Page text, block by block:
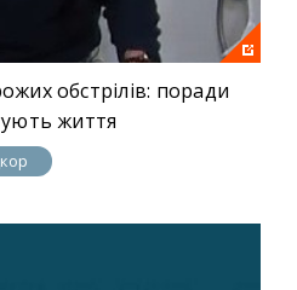
обстрілів: поради
життя